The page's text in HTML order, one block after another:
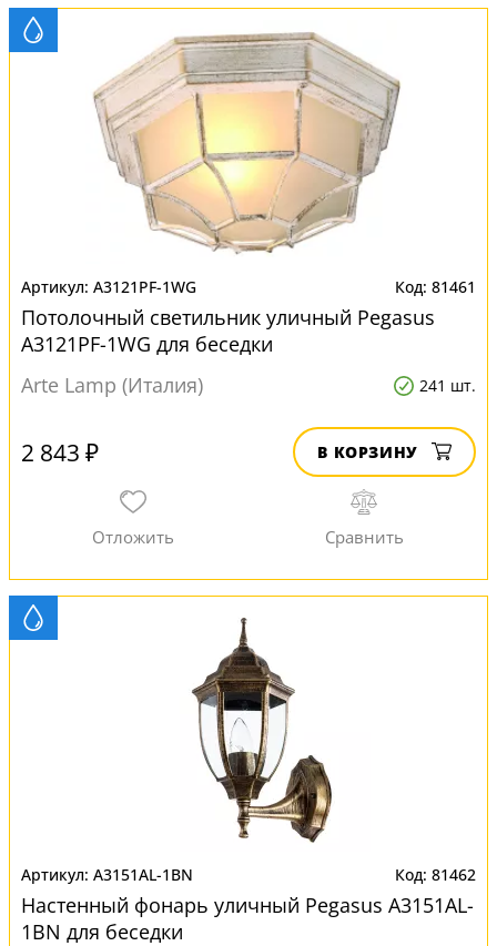
A3121PF-1WG 81461
Потолочный светильник уличный Pegasus
A3121PF-1WG для беседки
Arte Lamp (Италия)
241 шт.
2 843 ₽ В КОРЗИНУ
A3151AL-1BN 81462
Настенный фонарь уличный Pegasus A3151AL-
1BN для беседки